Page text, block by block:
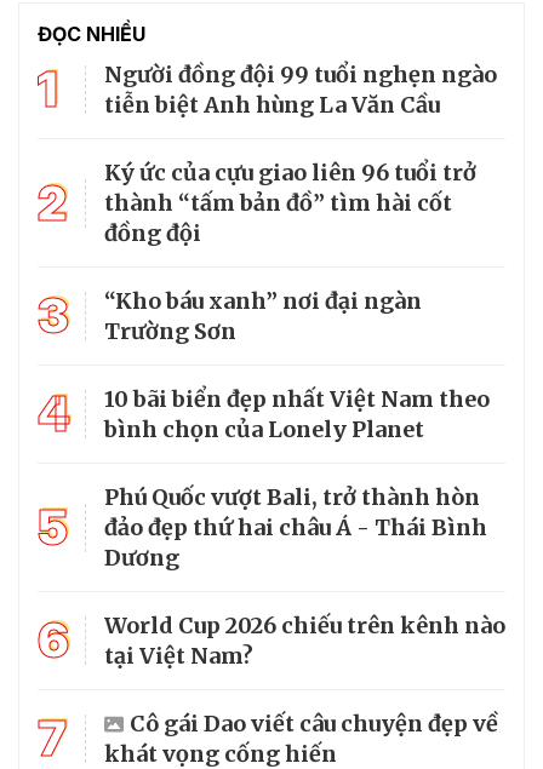
ĐỌC NHIỀU
1
Người đồng đội 99 tuổi nghẹn ngào
tiễn biệt Anh hùng La Văn Cầu
2
Ký ức của cựu giao liên 96 tuổi trở
thành “tấm bản đồ” tìm hài cốt
đồng đội
3
“Kho báu xanh” nơi đại ngàn
Trường Sơn
4
10 bãi biển đẹp nhất Việt Nam theo
bình chọn của Lonely Planet
5
Phú Quốc vượt Bali, trở thành hòn
đảo đẹp thứ hai châu Á - Thái Bình
Dương
6
World Cup 2026 chiếu trên kênh nào
tại Việt Nam?
7
Cô gái Dao viết câu chuyện đẹp về
khát vọng cống hiến